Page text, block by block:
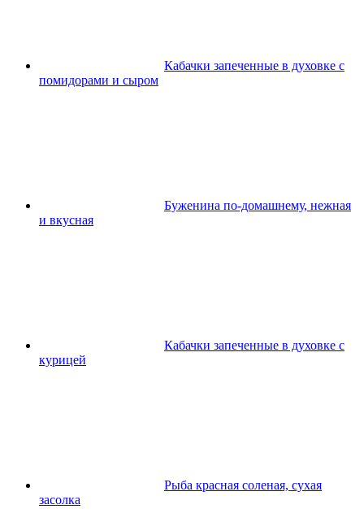
Кабачки запеченные в духовке с
помидорами и сыром
Буженина по-домашнему, нежная
и вкусная
Кабачки запеченные в духовке с
курицей
Рыба красная соленая, сухая
засолка